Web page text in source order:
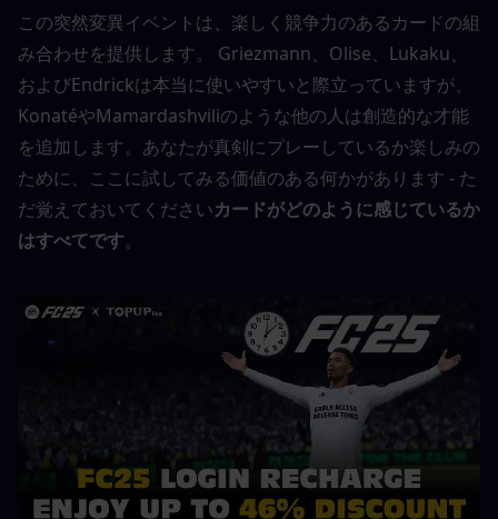
この突然変異イベントは、楽しく競争力のあるカードの組
み合わせを提供します。 Griezmann、Olise、Lukaku、
およびEndrickは本当に使いやすいと際立っていますが、
KonatéやMamardashviliのような他の人は創造的な才能
を追加します。あなたが真剣にプレーしているか楽しみの
ために、ここに試してみる価値のある何かがあります - た
だ覚えておいてくださいカードがどのように感じているか
はすべてです。